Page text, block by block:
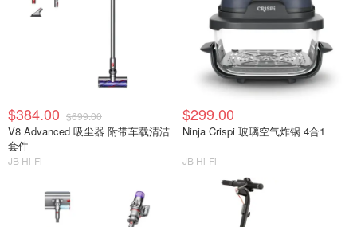
$384.00 $699.00
V8 Advanced 吸尘器 附带车载清洁
套件
JB Hi-Fi
$299.00
Ninja Crispi 玻璃空气炸锅 4合1
JB Hi-Fi